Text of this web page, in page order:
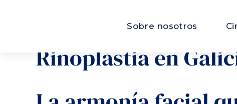
Sobre nosotros
Rinoplastia
Rinoplastia en